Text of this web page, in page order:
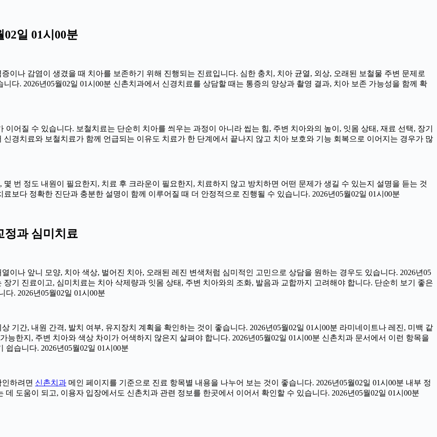
일 01시00분
이나 감염이 생겼을 때 치아를 보존하기 위해 진행되는 진료입니다. 심한 충치, 치아 균열, 외상, 오래된 보철물 주변 문제로
다. 2026년05월02일 01시00분 신촌치과에서 신경치료를 상담할 때는 통증의 양상과 촬영 결과, 치아 보존 가능성을 함께 확
어질 수 있습니다. 보철치료는 단순히 치아를 씌우는 과정이 아니라 씹는 힘, 주변 치아와의 높이, 잇몸 상태, 재료 선택, 장기
경치료와 보철치료가 함께 언급되는 이유도 치료가 한 단계에서 끝나지 않고 치아 보호와 기능 회복으로 이어지는 경우가 많
번 정도 내원이 필요한지, 치료 후 크라운이 필요한지, 치료하지 않고 방치하면 어떤 문제가 생길 수 있는지 설명을 듣는 것
보다 정확한 진단과 충분한 설명이 함께 이루어질 때 더 안정적으로 진행될 수 있습니다. 2026년05월02일 01시00분
정과 심미치료
이나 앞니 모양, 치아 색상, 벌어진 치아, 오래된 레진 변색처럼 심미적인 고민으로 상담을 원하는 경우도 있습니다. 2026년05
기 진료이고, 심미치료는 치아 삭제량과 잇몸 상태, 주변 치아와의 조화, 발음과 교합까지 고려해야 합니다. 단순히 보기 좋은
. 2026년05월02일 01시00분
기간, 내원 간격, 발치 여부, 유지장치 계획을 확인하는 것이 좋습니다. 2026년05월02일 01시00분 라미네이트나 레진, 미백 같
한지, 주변 치아와 색상 차이가 어색하지 않은지 살펴야 합니다. 2026년05월02일 01시00분 신촌치과 문서에서 이런 항목을
습니다. 2026년05월02일 01시00분
하려면 신촌치과 메인 페이지를 기준으로 진료 항목별 내용을 나누어 보는 것이 좋습니다. 2026년05월02일 01시00분 내부 정
도움이 되고, 이용자 입장에서도 신촌치과 관련 정보를 한곳에서 이어서 확인할 수 있습니다. 2026년05월02일 01시00분